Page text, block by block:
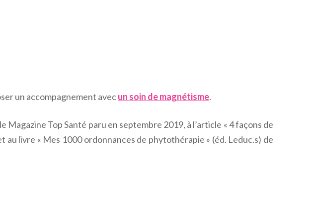
un accompagnement avecun soin de magnétisme.
Top Santé paru en septembre 2019, à l’article « 4 façons de
au livre « Mes 1000 ordonnances de phytothérapie » (éd. Leduc.s) de